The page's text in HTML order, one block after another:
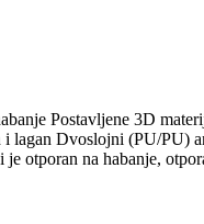
Postavljene 3D
Dvoslojni (PU/PU)
otporan na habanje,